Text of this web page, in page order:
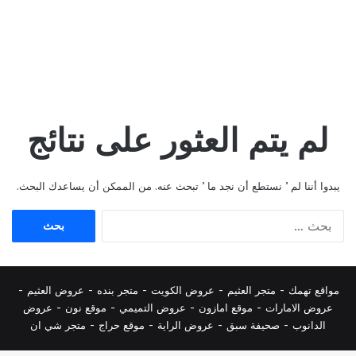
لم يتم العثور على نتائج
يبدوا أننا لم ’ نستطع أن نجد ما ’ تبحث عنه. من الممكن أن يساعدك البحث.
مواقع تهمك - متجر العثيم - عروض الكويت - متجر بنده - عروض العثيم -
عروض الامارات - موقع امازون - عروض التميمي - موقع نون - عروض
الدانوب - صحيفة سبق - عروض الراية - موقع حراج - متجر شي ان